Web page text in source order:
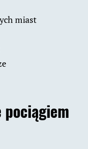
miast